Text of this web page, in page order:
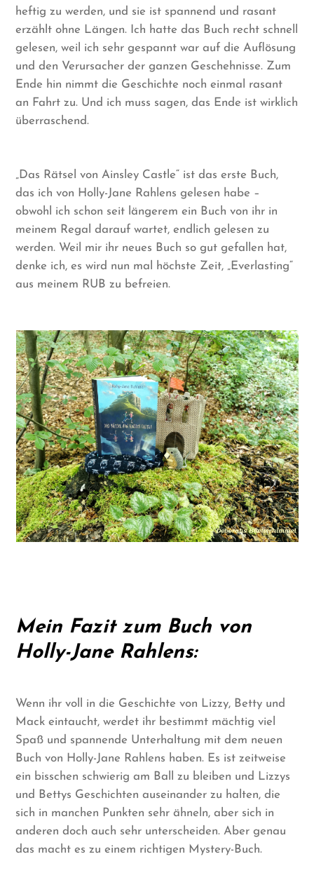
heftig zu werden, und sie ist spannend und rasant
erzählt ohne Längen. Ich hatte das Buch recht schnell
gelesen, weil ich sehr gespannt war auf die Auflösung
und den Verursacher der ganzen Geschehnisse. Zum
Ende hin nimmt die Geschichte noch einmal rasant
an Fahrt zu. Und ich muss sagen, das Ende ist wirklich
überraschend.
„Das Rätsel von Ainsley Castle“ ist das erste Buch,
das ich von Holly-Jane Rahlens gelesen habe –
obwohl ich schon seit längerem ein Buch von ihr in
meinem Regal darauf wartet, endlich gelesen zu
werden. Weil mir ihr neues Buch so gut gefallen hat,
denke ich, es wird nun mal höchste Zeit, „Everlasting“
aus meinem RUB zu befreien.
Mein Fazit zum Buch von
Holly-Jane Rahlens:
Wenn ihr voll in die Geschichte von Lizzy, Betty und
Mack eintaucht, werdet ihr bestimmt mächtig viel
Spaß und spannende Unterhaltung mit dem neuen
Buch von Holly-Jane Rahlens haben. Es ist zeitweise
ein bisschen schwierig am Ball zu bleiben und Lizzys
und Bettys Geschichten auseinander zu halten, die
sich in manchen Punkten sehr ähneln, aber sich in
anderen doch auch sehr unterscheiden. Aber genau
das macht es zu einem richtigen Mystery-Buch.